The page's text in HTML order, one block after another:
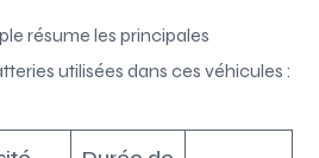
résume les principales
utilisées dans ces véhicules :